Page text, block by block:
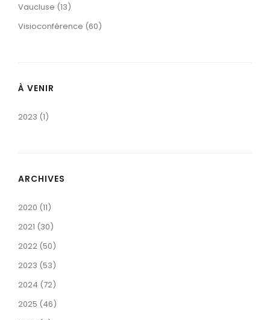
Vaucluse (13)
Visioconférence (60)
À VENIR
2023 (1)
ARCHIVES
2020 (11)
2021 (30)
2022 (50)
2023 (53)
2024 (72)
2025 (46)